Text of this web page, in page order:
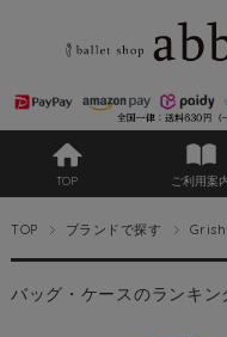
TOP ご利用案
TOP ブランドで探す
バッグ・ケースのランキン